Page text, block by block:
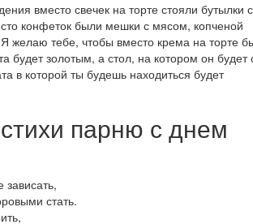
вместо свечек на торте стояли бутылки с
конфеток были мешки с мясом, копченой
желаю тебе, чтобы вместо крема на торте
будет золотым, а стол, на котором он будет
в которой ты будешь находиться будет
парню с днем
стать.